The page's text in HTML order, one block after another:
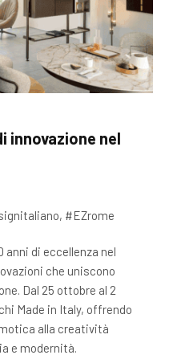
innovazione nel
#EZrome
anni di eccellenza nel
che uniscono
Dal 25 ottobre al 2
Made in Italy, offrendo
alla creatività
e modernità.